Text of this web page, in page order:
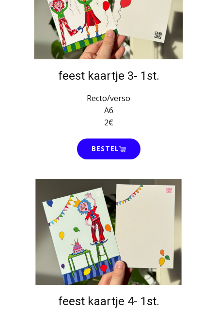
feest kaartje 3- 1st.
Recto/verso
A6
2€
BESTEL
feest kaartje 4- 1st.